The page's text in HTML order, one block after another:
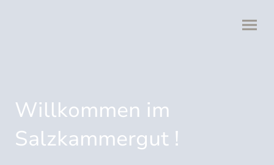
Willkommen im
Salzkammergut !